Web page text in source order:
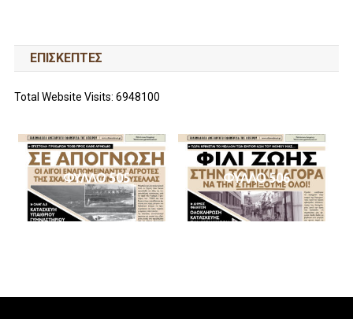
ΕΠΙΣΚΕΠΤΕΣ
Total Website Visits: 6948100
ΦΥΛΛΟ 505 ΦΥΛΛΟ 506